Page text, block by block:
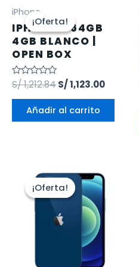
¡Oferta!
¡Oferta!
iPhone
IPHONE 11 64GB
4GB BLANCO |
OPEN BOX
Valorado
en
0
S/1,212.84S/1,123.00
Añadir al carrito
¡Oferta!
¡Oferta!